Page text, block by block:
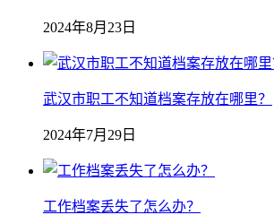
2024年8月23日
武汉市职工不知道档案存放在哪里？
2024年7月29日
工作档案丢失了怎么办？